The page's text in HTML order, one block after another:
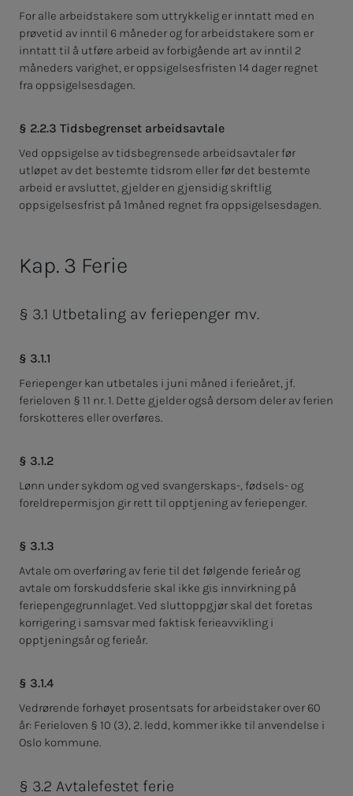
For alle arbeidstakere som uttrykkelig er inntatt med en
prøvetid av inntil 6 måneder og for arbeidstakere som er
inntatt til å utføre arbeid av forbigående art av inntil 2
måneders varighet, er oppsigelsesfristen 14 dager regnet
fra oppsigelsesdagen.
§ 2.2.3 Tidsbegrenset arbeidsavtale
Ved oppsigelse av tidsbegrensede arbeidsavtaler før
utløpet av det bestemte tidsrom eller før det bestemte
arbeid er avsluttet, gjelder en gjensidig skriftlig
oppsigelsesfrist på 1måned regnet fra oppsigelsesdagen.
Kap. 3 Ferie
§ 3.1 Utbetaling av feriepenger mv.
§ 3.1.1
Feriepenger kan utbetales i juni måned i ferieåret, jf.
ferieloven § 11 nr. 1. Dette gjelder også dersom deler av ferien
forskotteres eller overføres.
§ 3.1.2
Lønn under sykdom og ved svangerskaps-, fødsels- og
foreldrepermisjon gir rett til opptjening av feriepenger.
§ 3.1.3
Avtale om overføring av ferie til det følgende ferieår og
avtale om forskuddsferie skal ikke gis innvirkning på
feriepengegrunnlaget. Ved sluttoppgjør skal det foretas
korrigering i samsvar med faktisk ferieavvikling i
opptjeningsår og ferieår.
§ 3.1.4
Vedrørende forhøyet prosentsats for arbeidstaker over 60
år: Ferieloven § 10 (3), 2. ledd, kommer ikke til anvendelse i
Oslo kommune.
§ 3.2 Avtalefestet ferie